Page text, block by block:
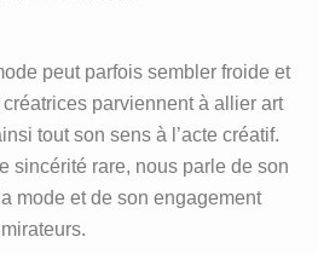
peut parfois sembler froide et
parviennent à allier art
tout son sens à l’acte créatif.
sincérité rare, nous parle de son
mode et de son engagement